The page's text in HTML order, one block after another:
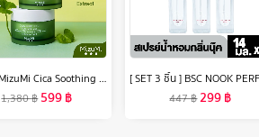
[แพ็คคู่] MizuMi Cica Soothing Moisture Gel 45ml มอยส์เจอร์ไรเซอร์สำหรับผิวมัน ผิวเป็นสิว เนื้อเจลซึมง่าย ไม่เหนอะหนะ
1,380฿ 599฿
447฿299฿